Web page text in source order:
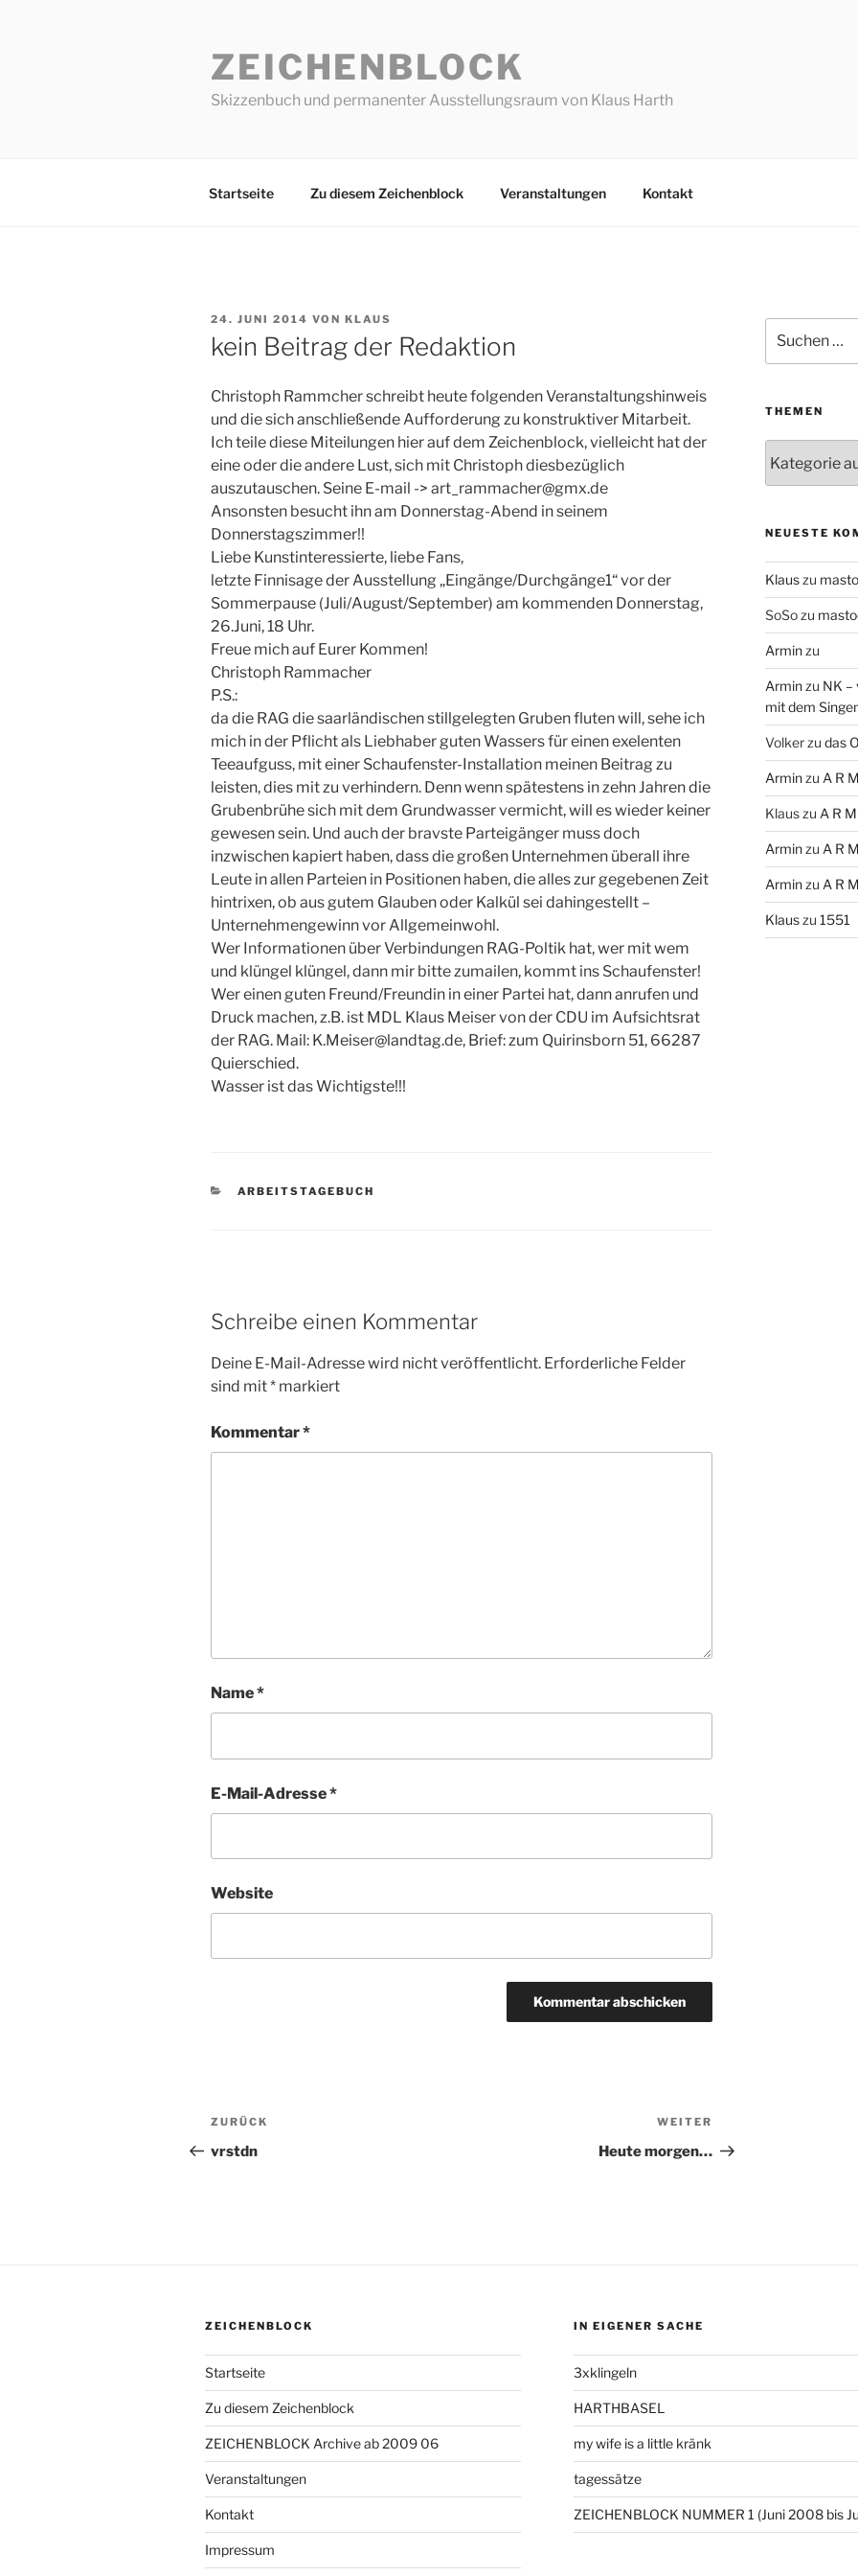
ZEICHENBLOCK
Skizzenbuch und permanenter Ausstellungsraum von Klaus Harth
Startseite Zu diesem Zeichenblock Veranstaltungen Kontakt
VERÖFFENTLICHT
AM
24. JUNI 2014 VON KLAUS
kein Beitrag der Redaktion
Christoph Rammcher schreibt heute folgenden Veranstaltungshinweis
und die sich anschließende Aufforderung zu konstruktiver Mitarbeit.
Ich teile diese Miteilungen hier auf dem Zeichenblock, vielleicht hat der
eine oder die andere Lust, sich mit Christoph diesbezüglich
auszutauschen. Seine E-mail -> art_rammacher@gmx.de
Ansonsten besucht ihn am Donnerstag-Abend in seinem
Donnerstagszimmer!!
Liebe Kunstinteressierte, liebe Fans,
letzte Finnisage der Ausstellung „Eingänge/Durchgänge1“ vor der
Sommerpause (Juli/August/September) am kommenden Donnerstag,
26.Juni, 18 Uhr.
Freue mich auf Eurer Kommen!
Christoph Rammacher
P.S.:
da die RAG die saarländischen stillgelegten Gruben fluten will, sehe ich
mich in der Pflicht als Liebhaber guten Wassers für einen exelenten
Teeaufguss, mit einer Schaufenster-Installation meinen Beitrag zu
leisten, dies mit zu verhindern. Denn wenn spätestens in zehn Jahren die
Grubenbrühe sich mit dem Grundwasser vermicht, will es wieder keiner
gewesen sein. Und auch der bravste Parteigänger muss doch
inzwischen kapiert haben, dass die großen Unternehmen überall ihre
Leute in allen Parteien in Positionen haben, die alles zur gegebenen Zeit
hintrixen, ob aus gutem Glauben oder Kalkül sei dahingestellt –
Unternehmengewinn vor Allgemeinwohl.
Wer Informationen über Verbindungen RAG-Poltik hat, wer mit wem
und klüngel klüngel, dann mir bitte zumailen, kommt ins Schaufenster!
Wer einen guten Freund/Freundin in einer Partei hat, dann anrufen und
Druck machen, z.B. ist MDL Klaus Meiser von der CDU im Aufsichtsrat
der RAG. Mail: K.Meiser@landtag.de, Brief: zum Quirinsborn 51, 66287
Quierschied.
Wasser ist das Wichtigste!!!
KATEGORIEN
ARBEITSTAGEBUCH
Schreibe einen Kommentar
Deine E-Mail-Adresse wird nicht veröffentlicht. Erforderliche Felder
sind mit* markiert
Kommentar*
Name*
E-Mail-Adresse*
Website
Beitragsnavigation
Vorheriger
Beitrag
ZURÜCK
vrstdn
Beitrag
WEITER
Heute morgen…
nach:
THEMEN
NEUESTE
Klauszu
SoSozu
Arminzu
Arminzu NK –
mit dem
Volkerzu das
Arminzu A R
Klauszu A R
Arminzu A R
Arminzu A R
Klauszu 1551
ZEICHENBLOCK
Startseite
Zu diesem Zeichenblock
ZEICHENBLOCK Archive ab 2009 06
Veranstaltungen
Kontakt
Impressum
IN EIGENER SACHE
3xklingeln
HARTHBASEL
my wife is a little kränk
tagessätze
ZEICHENBLOCK NUMMER 1 (Juni 2008 bis